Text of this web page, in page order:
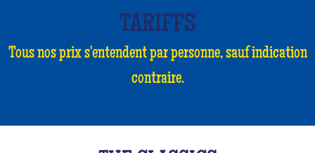
TARIFFS
Tous nos prix s'entendent par personne, sauf indication
contraire.